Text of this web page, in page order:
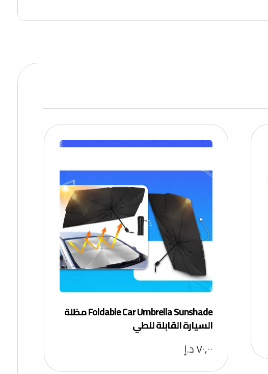
Foldable Car Umbrella Sunshade مظلة
السيارة القابلة للطي
٧٠,٠٠د.إ